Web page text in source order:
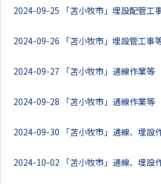
2024-09-25 「苫小牧市」埋設配管工
2024-09-26 「苫小牧市」埋設管工事
2024-09-27 「苫小牧市」通線作業等
2024-09-28 「苫小牧市」通線作業等
2024-09-30 「苫小牧市」通線、埋設
2024-10-02 「苫小牧市」通線、埋設